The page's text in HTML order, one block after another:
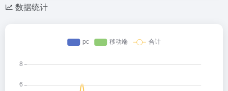
数据统计